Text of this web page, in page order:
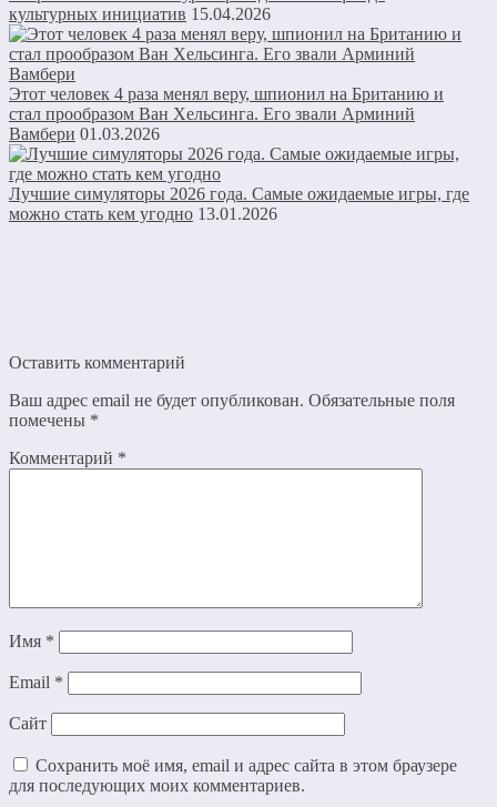
культурных инициатив 15.04.2026
Этот человек 4 раза менял веру, шпионил на Британию и
стал прообразом Ван Хельсинга. Его звали Арминий
Вамбери 01.03.2026
Лучшие симуляторы 2026 года. Самые ожидаемые игры, где
можно стать кем угодно 13.01.2026
Оставить комментарий
Ваш адрес email не будет опубликован. Обязательные поля
помечены *
Комментарий *
Имя *
Email *
Сайт
Сохранить моё имя, email и адрес сайта в этом браузере
для последующих моих комментариев.